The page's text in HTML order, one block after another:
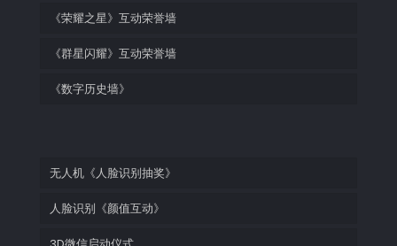
《荣耀之星》互动荣誉墙
《群星闪耀》互动荣誉墙
《数字历史墙》
无人机《人脸识别抽奖》
人脸识别《颜值互动》